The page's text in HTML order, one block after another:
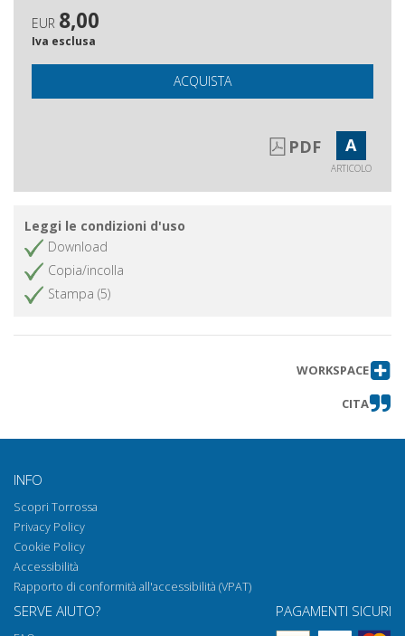
EUR 8,00
Iva esclusa
ACQUISTA
PDF A
ARTICOLO
Leggi le condizioni d'uso
Download
Copia/incolla
Stampa (5)
WORKSPACE
CITA
INFO
Scopri Torrossa
Privacy Policy
Cookie Policy
Accessibilità
Rapporto di conformità all'accessibilità (VPAT)
SERVE AIUTO? PAGAMENTI SICURI